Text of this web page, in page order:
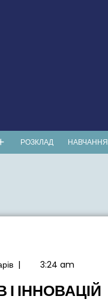
РОЗКЛАД НАВЧАННЯ
| 3:24 am
ІННОВАЦІЙ